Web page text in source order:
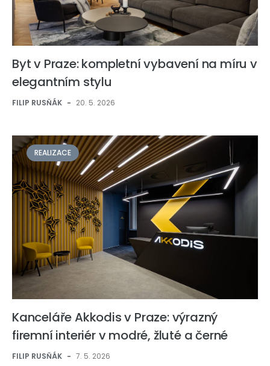
Byt v Praze: kompletní vybavení na míru v
elegantním stylu
FILIP RUSŇÁK - 20. 5. 2026
REALIZACE
Kanceláře Akkodis v Praze: výrazný
firemní interiér v modré, žluté a černé
FILIP RUSŇÁK - 7. 5. 2026